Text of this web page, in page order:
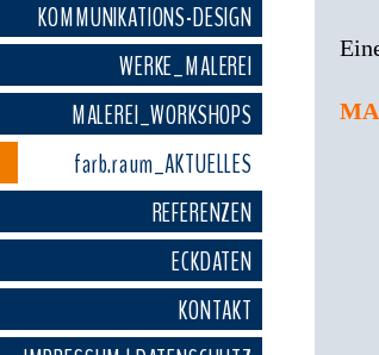
KOMMUNIKATIONS-DESIGN
WERKE_MALEREI
MALEREI_WORKSHOPS
farb.raum_AKTUELLES
REFERENZEN
ECKDATEN
KONTAKT